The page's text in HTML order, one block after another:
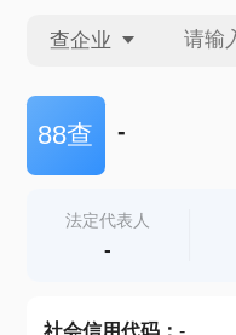
查企业
查企业
查产地
88查 -
法定代表人
-
社会信用代码： -